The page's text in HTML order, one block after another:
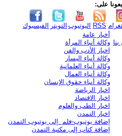
على:
الفيسبوك التويتر اليوتيوب RSS
أخبار عامة
وكالة أنباء المرأة
اخبار الأدب والفن
وكالة أنباء اليسار
وكالة أنباء العلمانية
وكالة أنباء العمال
وكالة أنباء حقوق الإنسان
اخبار الرياضة
اخبار الاقتصاد
اخبار الطب والعلوم
اخبار التمدن
إضافة يوتيوب-فلم إلى يوتيوب التمدن
إضافة كتاب إلى مكتبة التمدن